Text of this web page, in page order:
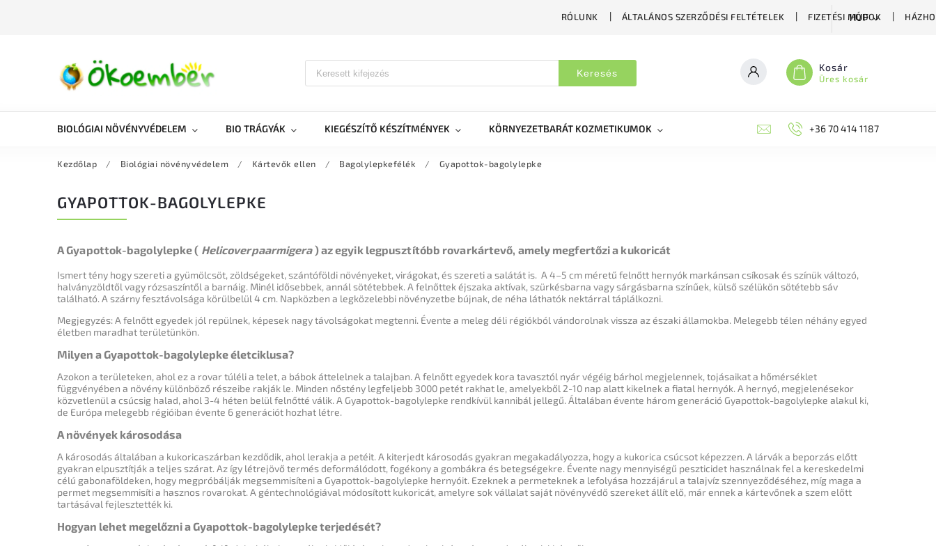
RÓLUNK ÁLTALÁNOS SZERZŐDÉSI FELTÉTELEK FIZETÉSI MÓDOK
HUF
Keresés Kosár
Üres kosár
BIOLÓGIAI NÖVÉNYVÉDELEM BIO TRÁGYÁK KIEGÉSZÍTŐ KÉSZÍTMÉNYEK KÖRNYEZETBARÁT KOZMETIKUMOK BLOG MÉHÉSZETI
+36 70 414 1187
Kezdőlap / Biológiai növényvédelem / Kártevők ellen / Bagolylepkefélék / Gyapottok-bagolylepke
GYAPOTTOK-BAGOLYLEPKE
A Gyapottok-bagolylepke ( Helicoverpaarmigera) az egyik legpusztítóbb rovarkártevő, amely megfertőzi a kukoricát
Ismert tény hogy szereti a gyümölcsöt, zöldségeket, szántóföldi növényeket, virágokat, és szereti a salátát is. A 4–5 cm méretű felnőtt hernyók markánsan csíkosak és színük változó,
halványzöldtől vagy rózsaszíntől a barnáig. Minél idősebbek, annál sötétebbek.A felnőttek éjszaka aktívak, szürkésbarna vagy sárgásbarna színűek, külső szélükön sötétebb sáv
található.A szárny fesztávolsága körülbelül 4 cm. Napközben a legközelebbi növényzetbe bújnak, de néha láthatók nektárral táplálkozni.
Megjegyzés: A felnőtt egyedek jól repülnek, képesek nagy távolságokat megtenni. Évente a meleg déli régiókból vándorolnak vissza az északi államokba. Melegebb télen néhány egyed
életben maradhat területünkön.
Milyen a Gyapottok-bagolylepke életciklusa?
Azokon a területeken, ahol ez a rovar túléli a telet, a bábok áttelelnek a talajban.A felnőtt egyedek kora tavasztól nyár végéig bárhol megjelennek, tojásaikat a hőmérséklet
függvényében a növény különböző részeibe rakják le. Minden nőstény legfeljebb 3000 petét rakhat le, amelyekből 2-10 nap alatt kikelnek a fiatal hernyók.A hernyó, megjelenésekor
közvetlenül a csúcsig halad, ahol 3-4 héten belül felnőtté válik.A Gyapottok-bagolylepke rendkívül kannibál jellegű.Általában évente három generáció Gyapottok-bagolylepke alakul ki,
de Európa melegebb régióiban évente 6 generációt hozhat létre.
A növények károsodása
A károsodás általában a kukoricaszárban kezdődik, ahol lerakja a petéit.A kiterjedt károsodás gyakran megakadályozza, hogy a kukorica csúcsot képezzen.A lárvák a beporzás előtt
gyakran elpusztítják a teljes szárat.Az így létrejövő termés deformálódott, fogékony a gombákra és betegségekre. Évente nagy mennyiségű peszticidet használnak fel a kereskedelmi
célú gabonaföldeken, hogy megpróbálják megsemmisíteni a Gyapottok-bagolylepke hernyóit. Ezeknek a permeteknek a lefolyása hozzájárul a talajvíz szennyeződéséhez, míg maga a
permet megsemmisíti a hasznos rovarokat.A géntechnológiával módosított kukoricát, amelyre sok vállalat saját növényvédő szereket állít elő, már ennek a kártevőnek a szem előtt
tartásával fejlesztették ki.
Hogyan lehet megelőzni a Gyapottok-bagolylepke terjedését?